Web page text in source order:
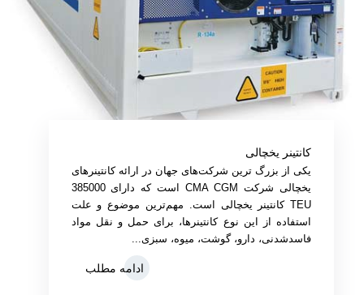
کانتینر یخچالی
یکی از بزرگ‌ ترین شرکت‌های جهان در ارائه کانتینرهای
یخچالی شرکت CMA CGM است که دارای 385000
TEU کانتینر یخچالی است. مهم‌ترین موضوع و علت
استفاده از این نوع کانتینرها، برای حمل‌ و نقل مواد
فاسدشدنی، دارو، گوشت، میوه، سبزی...
ادامه مطلب